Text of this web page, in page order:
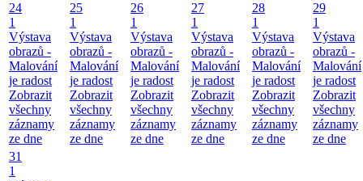
24
1
Výstava
obrazů -
Malování
je radost
Zobrazit
všechny
záznamy
ze dne
25
1
Výstava
obrazů -
Malování
je radost
Zobrazit
všechny
záznamy
ze dne
26
1
Výstava
obrazů -
Malování
je radost
Zobrazit
všechny
záznamy
ze dne
27
1
Výstava
obrazů -
Malování
je radost
Zobrazit
všechny
záznamy
ze dne
28
1
Výstava
obrazů -
Malování
je radost
Zobrazit
všechny
záznamy
ze dne
29
1
Výstava
obrazů -
Malování
je radost
Zobrazit
všechny
záznamy
ze dne
31
1